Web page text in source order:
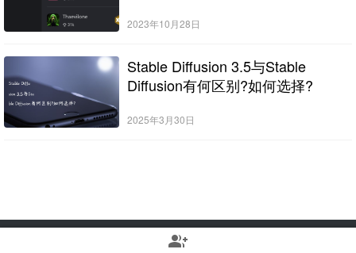
2023年10月28日
Stable Diffusion 3.5与Stable
Diffusion有何区别?如何选择?
2025年3月30日
Copyright © 2022-2025 Stable Diffusion中文网 版权所有
group_add